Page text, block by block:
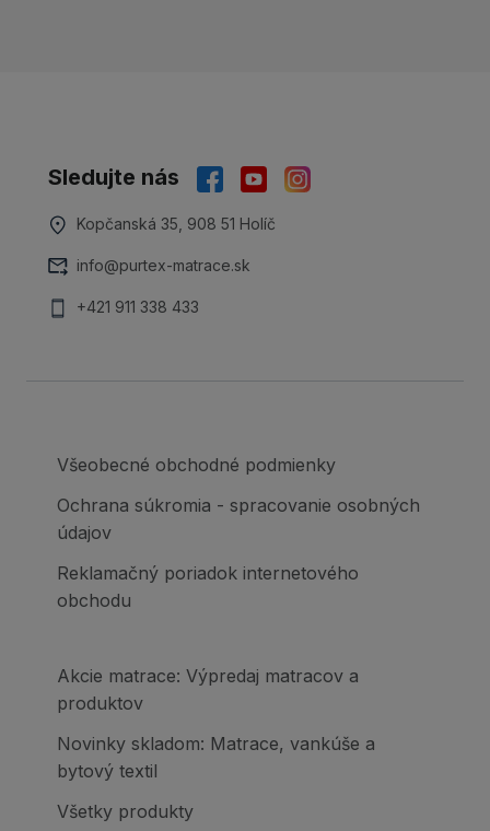
Sledujte nás
Kopčanská 35, 908 51 Holíč
info@purtex-matrace.sk
+421 911 338 433
Všeobecné obchodné podmienky
Ochrana súkromia - spracovanie osobných
údajov
Reklamačný poriadok internetového
obchodu
Akcie matrace: Výpredaj matracov a
produktov
Novinky skladom: Matrace, vankúše a
bytový textil
Všetky produkty